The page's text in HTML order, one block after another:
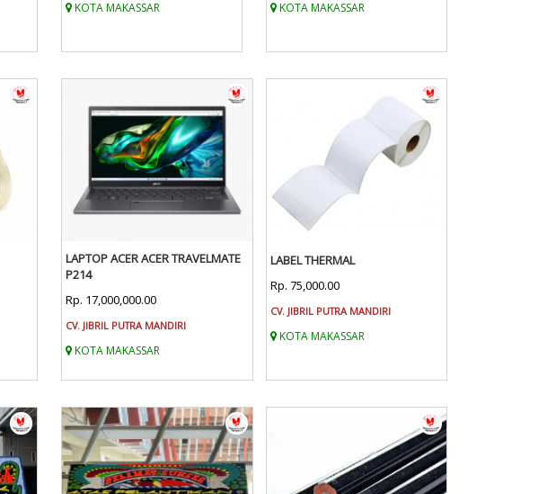
KOTA MAKASSAR KOTA MAKASSAR
LAPTOP ACER ACER TRAVELMATE
P214
Rp. 17,000,000.00
CV. JIBRIL PUTRA MANDIRI
KOTA MAKASSAR
LABEL THERMAL
Rp. 75,000.00
CV. JIBRIL PUTRA MANDIRI
KOTA MAKASSAR